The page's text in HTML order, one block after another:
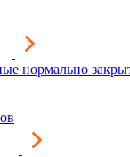
нормально